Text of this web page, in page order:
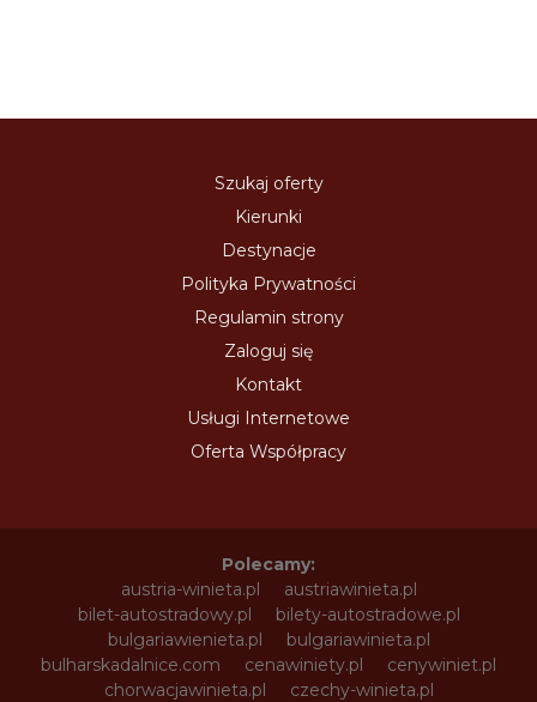
Szukaj oferty
Kierunki
Destynacje
Polityka Prywatności
Regulamin strony
Zaloguj się
Kontakt
Usługi Internetowe
Oferta Współpracy
Polecamy:
austria-winieta.pl
austriawinieta.pl
bilet-autostradowy.pl
bilety-autostradowe.pl
bulgariawienieta.pl
bulgariawinieta.pl
bulharskadalnice.com
cenawiniety.pl
cenywiniet.pl
chorwacjawinieta.pl
czechy-winieta.pl